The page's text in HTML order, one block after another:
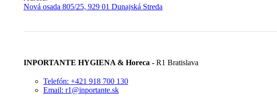
Nová osada 805/25, 929 01 Dunajská Streda
INPORTANTE HYGIENA & Horeca - R1 Bratislava
Telefón: +421 918 700 130
Email: r1@inportante.sk